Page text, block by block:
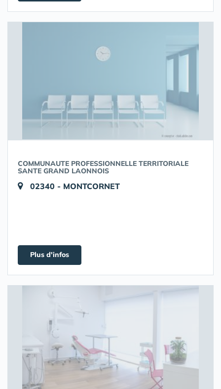
COMMUNAUTE PROFESSIONNELLE TERRITORIALE
SANTE GRAND LAONNOIS
02340 - MONTCORNET
Plus d'infos